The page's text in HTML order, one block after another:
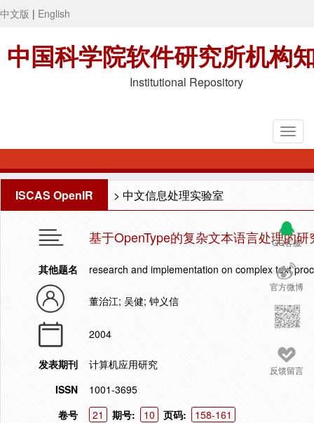
中文版 | English
中国科学院软件研究所机构
Institutional Repository
ISCAS OpenIR > 中文信息处理实验室
QQ客服
官方微博
反馈留言
基于OpenType的复杂文本语言处理的研
其他题名 research and implementation on complex text
董治江; 吴健; 钟义信
2004
发表期刊
计算机应用研究
ISSN
1001-3695
卷号
21 期号: 10 页码:
158-161